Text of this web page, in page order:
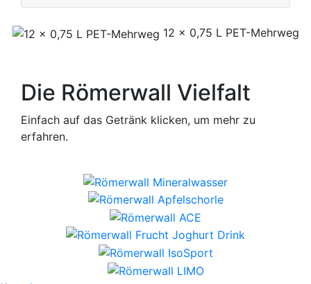
12 x 0,75 L PET-Mehrweg
Die Römerwall Vielfalt
Einfach auf das Getränk klicken, um mehr zu
erfahren.